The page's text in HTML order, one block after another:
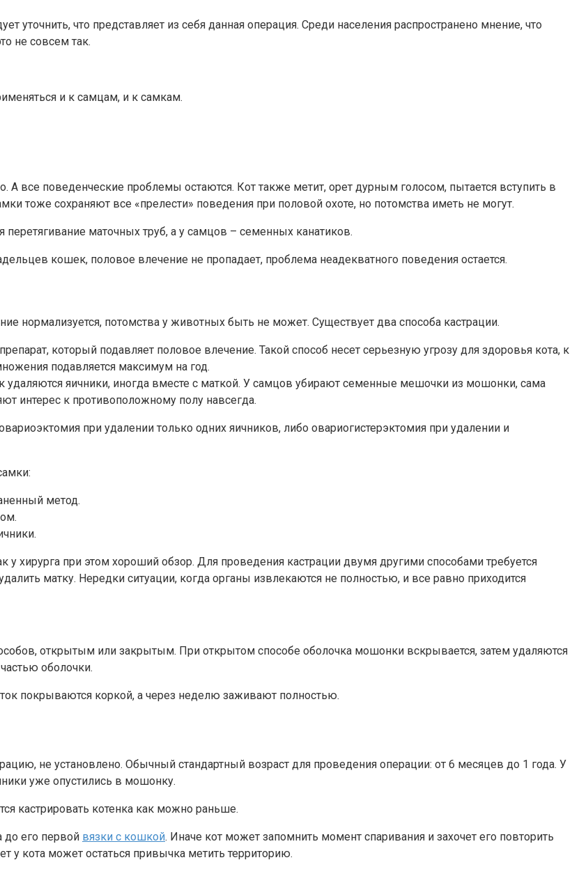
уточнить, что представляет из себя данная операция. Среди населения распространено мнение, что
не совсем так.
и к самцам, и к самкам.
все поведенческие проблемы остаются. Кот также метит, орет дурным голосом, пытается вступить в
тоже сохраняют все «прелести» поведения при половой охоте, но потомства иметь не могут.
перетягивание маточных труб, а у самцов – семенных канатиков.
кошек, половое влечение не пропадает, проблема неадекватного поведения остается.
нормализуется, потомства у животных быть не может. Существует два способа кастрации.
который подавляет половое влечение. Такой способ несет серьезную угрозу для здоровья кота, к
подавляется максимум на год.
удаляются яичники, иногда вместе с маткой. У самцов убирают семенные мешочки из мошонки, сама
интерес к противоположному полу навсегда.
при удалении только одних яичников, либо овариогистерэктомия при удалении и
метод.
у хирурга при этом хороший обзор. Для проведения кастрации двумя другими способами требуется
матку. Нередки ситуации, когда органы извлекаются не полностью, и все равно приходится
открытым или закрытым. При открытом способе оболочка мошонки вскрывается, затем удаляются
оболочки.
покрываются коркой, а через неделю заживают полностью.
не установлено. Обычный стандартный возраст для проведения операции: от 6 месяцев до 1 года. У
уже опустились в мошонку.
кастрировать котенка как можно раньше.
до его первой вязки с кошкой. Иначе кот может запомнить момент спаривания и захочет его повторить
у кота может остаться привычка метить территорию.